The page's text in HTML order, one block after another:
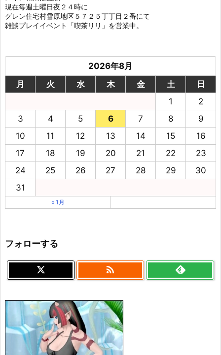
現在毎週土曜日夜２４時に
グレン住宅村雪原地区５７２５丁丁目２番にて
雑談プレイイベント「喫茶リリ」を営業中。
2026年8月
月
火 水 木 金 土
日
1
2
3
4 5 6 7 8
9
10
11 12 13 14 15
16
17
18 19 20 21 22
23
24
25 26 27 28 29
30
31
« 1月
フォローする
